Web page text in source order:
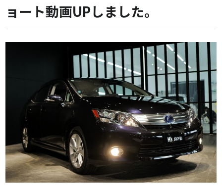
ョート動画UPしました。